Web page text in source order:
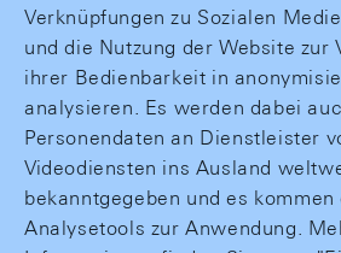
Verknüpfungen zu Sozialen
und die Nutzung der Website zur
ihrer Bedienbarkeit in
analysieren. Es werden dabei
Personendaten an Dienstleister
Videodiensten ins Ausland
bekanntgegeben und es kommen
Analysetools zur Anwendung.